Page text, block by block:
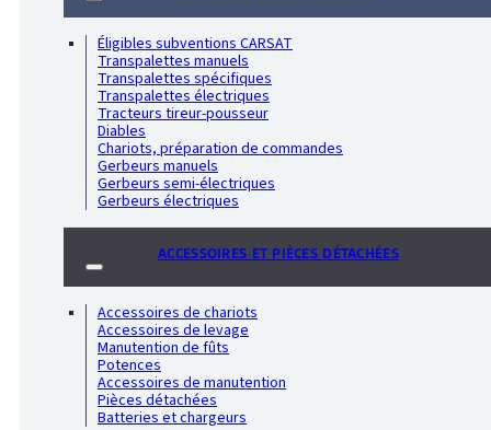
Éligibles subventions CARSAT
Transpalettes manuels
Transpalettes spécifiques
Transpalettes électriques
Tracteurs tireur-pousseur
Diables
Chariots, préparation de commandes
Gerbeurs manuels
Gerbeurs semi-électriques
Gerbeurs électriques
ACCESSOIRES ET PIÈCES DÉTACHÉES
Accessoires de chariots
Accessoires de levage
Manutention de fûts
Potences
Accessoires de manutention
Pièces détachées
Batteries et chargeurs